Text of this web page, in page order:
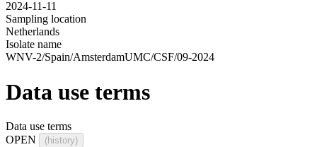
2024-11-11
Sampling location
Netherlands
Isolate name
WNV-2/Spain/AmsterdamUMC/CSF/09-2024
Data use terms
Data use terms
OPEN
(history)